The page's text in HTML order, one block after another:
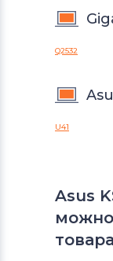
Q2532
U41
Asus